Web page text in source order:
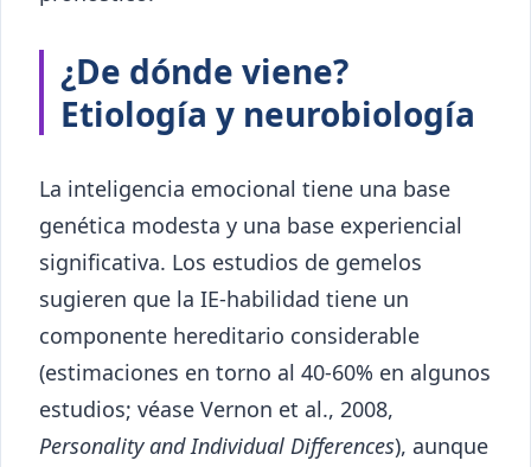
¿De dónde viene?
Etiología y neurobiología
La inteligencia emocional tiene una base
genética modesta y una base experiencial
significativa. Los estudios de gemelos
sugieren que la IE-habilidad tiene un
componente hereditario considerable
(estimaciones en torno al 40-60% en algunos
estudios; véase Vernon et al., 2008,
Personality and Individual Differences), aunque